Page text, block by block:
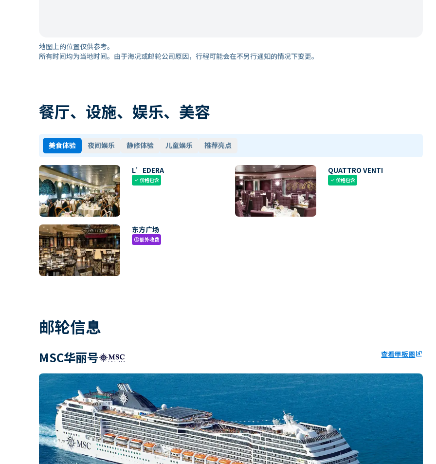
地图上的位置仅供参考。
所有时间均为当地时间。由于海况或邮轮公司原因，行程可能会在不另行通知的情况下变更。
餐厅、设施、娱乐、美容
美食体验 夜间娱乐 静修体验 儿童娱乐 推荐亮点
L’EDERA
check价格包含
QUATTRO VENTI
check价格包含
东方广场
paid额外收费
邮轮信息
MSC华丽号 查看甲板图ungroup